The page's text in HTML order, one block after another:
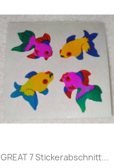
GREAT 7 Stickerabschnitt...